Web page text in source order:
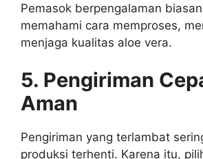
Pemasok berpengalaman
memahami cara memproses,
menjaga kualitas aloe vera.
5. Pengiriman
Aman
Pengiriman yang terlambat
produksi terhenti. Karena itu,